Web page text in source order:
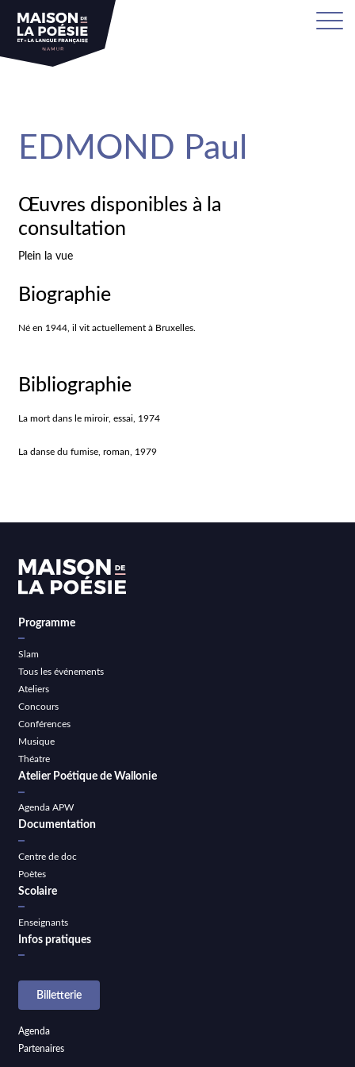
EDMOND Paul
Œuvres disponibles à la
consultation
Plein la vue
Biographie
Né en 1944, il vit actuellement à Bruxelles.
Bibliographie
La mort dans le miroir, essai, 1974
La danse du fumise, roman, 1979
Programme
Slam
Tous les événements
Ateliers
Concours
Conférences
Musique
Théatre
Atelier Poétique de Wallonie
Agenda APW
Documentation
Centre de doc
Poètes
Scolaire
Enseignants
Infos pratiques
Billetterie
Agenda
Partenaires